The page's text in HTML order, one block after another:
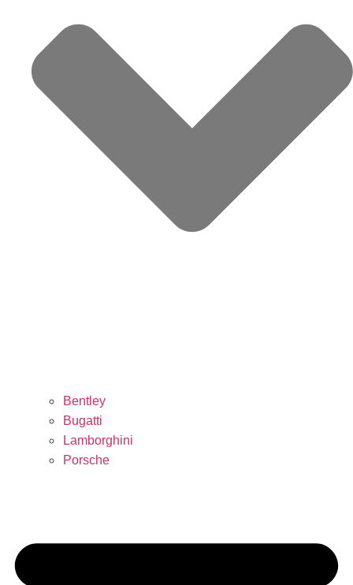
Bentley
Bugatti
Lamborghini
Porsche